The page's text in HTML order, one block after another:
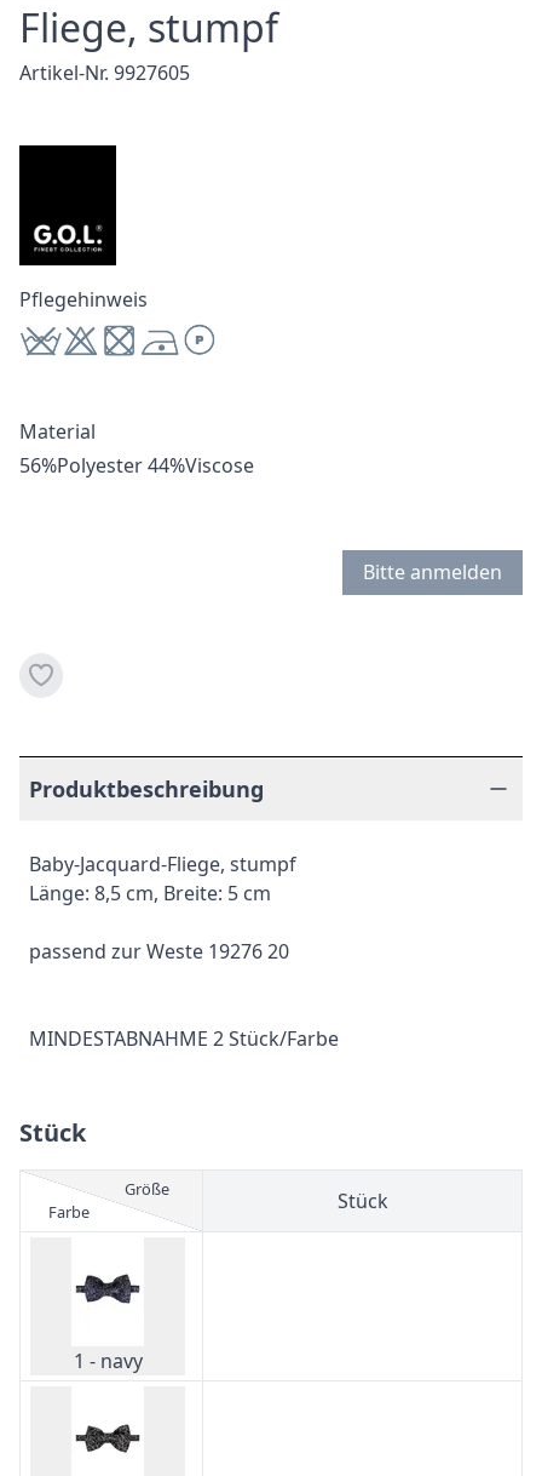
Fliege, stumpf
Artikel-Nr. 9927605
Pflegehinweis
Material
56%Polyester 44%Viscose
Bitte anmelden
Produktbeschreibung
Baby-Jacquard-Fliege, stumpf
Länge: 8,5 cm, Breite: 5 cm
passend zur Weste 19276 20
MINDESTABNAHME 2 Stück/Farbe
Stück
Größe
Farbe
Stück
1 - navy